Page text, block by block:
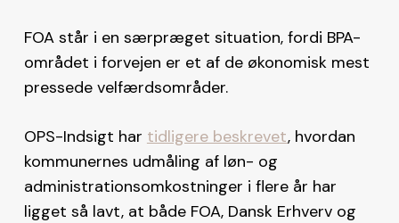
FOA står i en særpræget situation, fordi BPA-
området i forvejen er et af de økonomisk mest
pressede velfærdsområder.
OPS-Indsigt har tidligere beskrevet, hvordan
kommunernes udmåling af løn- og
administrationsomkostninger i flere år har
ligget så lavt, at både FOA, Dansk Erhverv og